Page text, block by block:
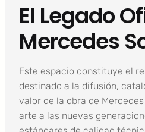
El Legado
Mercedes
Este espacio constituye el
destinado a la difusión,
valor de la obra de
arte a las nuevas